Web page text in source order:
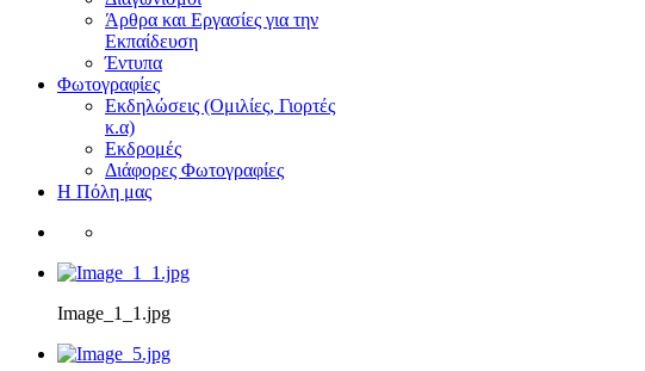
Άρθρα και Εργασίες για την
Εκπαίδευση
Έντυπα
Φωτογραφίες
Εκδηλώσεις (Ομιλίες, Γιορτές
κ.α)
Εκδρομές
Διάφορες Φωτογραφίες
Η Πόλη μας
Image_1_1.jpg